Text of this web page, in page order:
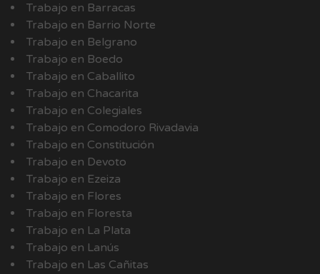
Trabajo en Barracas
Trabajo en Barrio Norte
Trabajo en Belgrano
Trabajo en Boedo
Trabajo en Caballito
Trabajo en Chacarita
Trabajo en Colegiales
Trabajo en Comodoro Rivadavia
Trabajo en Constitución
Trabajo en Devoto
Trabajo en Ezeiza
Trabajo en Flores
Trabajo en Floresta
Trabajo en La Plata
Trabajo en Lanús
Trabajo en Las Cañitas